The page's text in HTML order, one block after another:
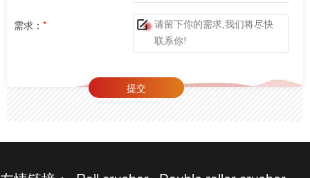
需求： *